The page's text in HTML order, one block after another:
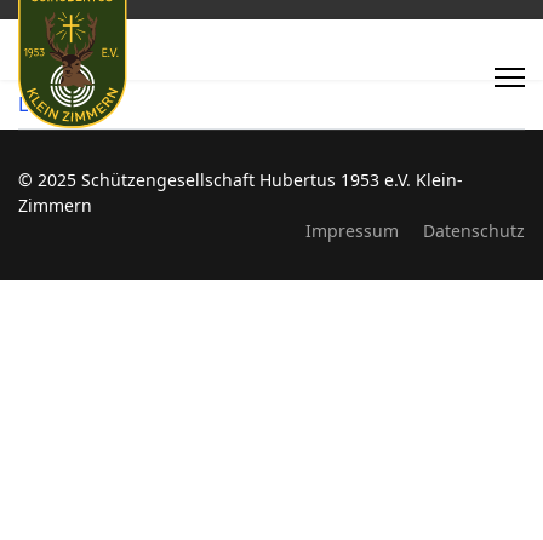
LG - BK1
© 2025 Schützengesellschaft Hubertus 1953 e.V. Klein-
Zimmern
Impressum
Datenschutz